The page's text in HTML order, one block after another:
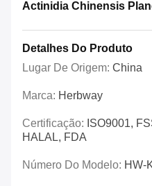
Actinidia Chinensis
Detalhes Do Produto
Lugar De Origem: China
Marca: Herbway
Certificação: ISO9001,
HALAL, FDA
Número Do Modelo: HW-